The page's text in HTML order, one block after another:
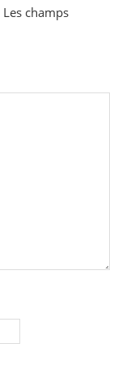
Les champs